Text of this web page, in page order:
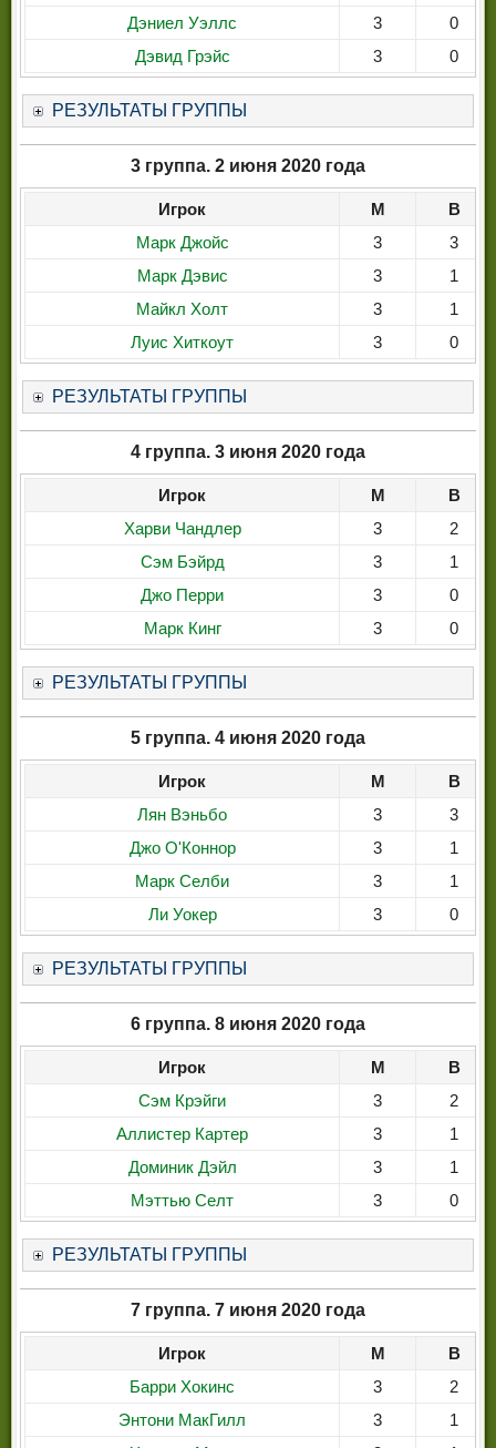
Дэниел Уэллс
3
0
Дэвид Грэйс
3 0
РЕЗУЛЬТАТЫ ГРУППЫ
3 группа. 2 июня 2020 года
Игрок М
В
Марк Джойс
3
3
Марк Дэвис
3
1
Майкл Холт
3
1
Луис Хиткоут
3 0
РЕЗУЛЬТАТЫ ГРУППЫ
4 группа. 3 июня 2020 года
Игрок М
В
Харви Чандлер
3
2
Сэм Бэйрд
3
1
Джо Перри
3
0
Марк Кинг
3 0
РЕЗУЛЬТАТЫ ГРУППЫ
5 группа. 4 июня 2020 года
Игрок М
В
Лян Вэньбо
3
3
Джо О'Коннор
3
1
Марк Селби
3
1
Ли Уокер
3 0
РЕЗУЛЬТАТЫ ГРУППЫ
6 группа. 8 июня 2020 года
Игрок М
В
Сэм Крэйги
3
2
Аллистер Картер
3
1
Доминик Дэйл
3
1
Мэттью Селт
3 0
РЕЗУЛЬТАТЫ ГРУППЫ
7 группа. 7 июня 2020 года
Игрок М
В
Барри Хокинс
3
2
Энтони МакГилл
3
1